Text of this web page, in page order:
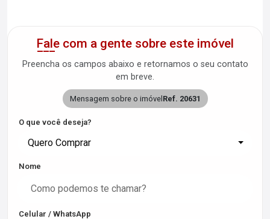
Fale com a gente sobre este imóvel
Preencha os campos abaixo e retornamos o seu contato
em breve.
Mensagem sobre o imóvel Ref. 20631
O que você deseja?
Quero Comprar
Nome
Celular / WhatsApp